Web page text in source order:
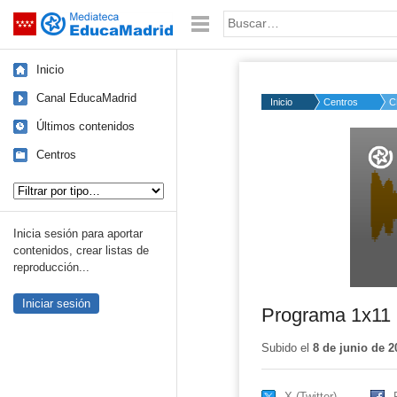
Saltar navegación Palabra o frase:
Inicio
Canal EducaMadrid
Últimos contenidos
Centros
Inicia sesión para aportar
contenidos, crear listas de
reproducción...
Iniciar sesión
Inicio Centros
50%
Programa
Subido el 8 de junio de